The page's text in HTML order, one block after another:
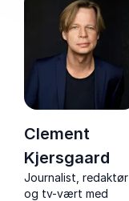
Clement
Kjersgaard
Journalist, redaktør
og tv-vært med